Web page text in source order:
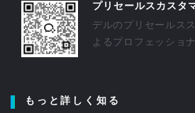
プリセールスカスタ
デルのプリセールス
よるプロフェッショ
もっと詳しく知る